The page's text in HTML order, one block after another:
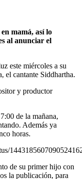
mamá, así lo
al anunciar el
este miércoles a su
el cantante Siddhartha.
y productor
de la mañana,
Además ya
horas.
de su primer hijo con
la publicación, para